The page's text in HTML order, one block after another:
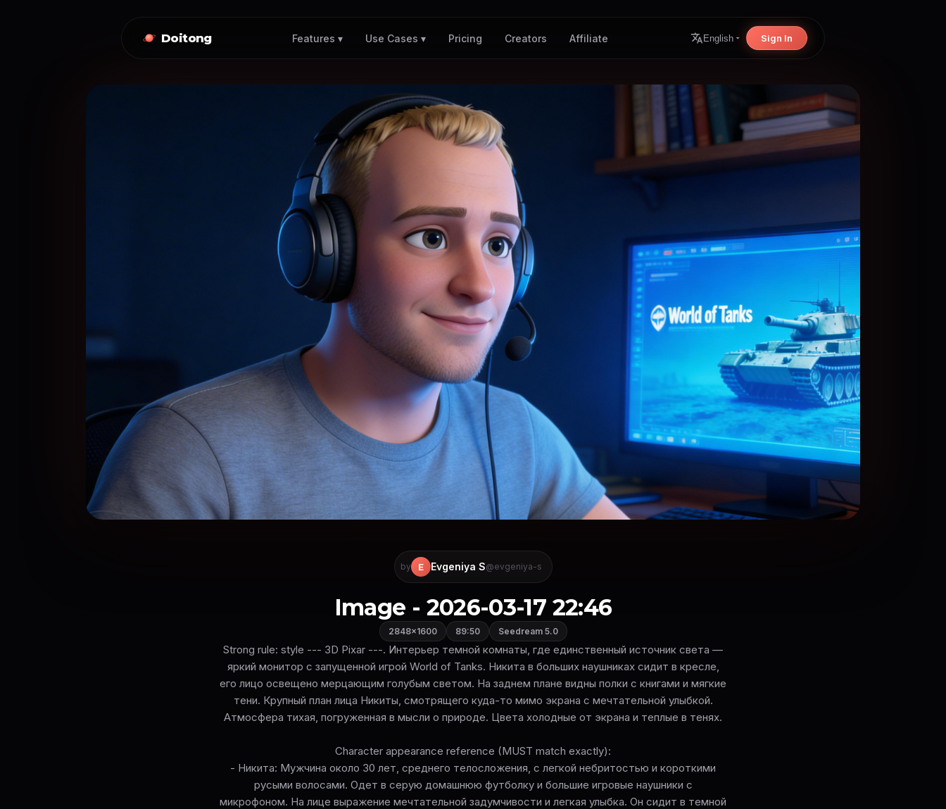
Doitong Features ▾ Use Cases ▾ Pricing Creators Affiliate English Sign In
by E Evgeniya S@evgeniya-s
Image - 2026-03-17 22:46
2848×1600 89:50 Seedream 5.0
Strong rule: style --- 3D Pixar ---. Интерьер темной комнаты, где единственный источник света —
яркий монитор с запущенной игрой World of Tanks. Никита в больших наушниках сидит в кресле,
его лицо освещено мерцающим голубым светом. На заднем плане видны полки с книгами и мягкие
тени. Крупный план лица Никиты, смотрящего куда-то мимо экрана с мечтательной улыбкой.
Атмосфера тихая, погруженная в мысли о природе. Цвета холодные от экрана и теплые в тенях.
Character appearance reference (MUST match exactly):
- Никита: Мужчина около 30 лет, среднего телосложения, с легкой небритостью и короткими
русыми волосами. Одет в серую домашнюю футболку и большие игровые наушники с
микрофоном. На лице выражение мечтательной задумчивости и легкая улыбка. Он сидит в темной